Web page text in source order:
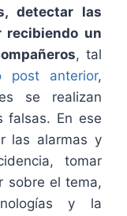
detectar las
recibiendo un
, tal
post anterior,
se realizan
falsas. En ese
las alarmas y
tomar
sobre el tema,
y la